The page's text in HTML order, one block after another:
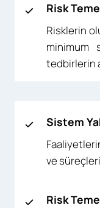
Risk
Risklerin
minimum
tedbirlerin
Sistem
ve
Risk